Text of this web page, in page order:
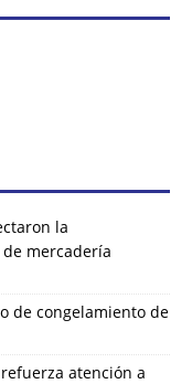
la
mercadería
de congelamiento de
atención a